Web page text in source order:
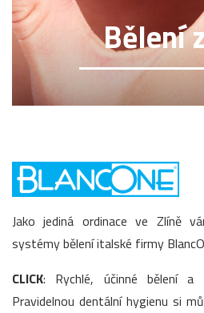
Jako jediná ordinace ve Zlíně
systémy bělení italské firmy
CLICK: Rychlé, účinné bělení
Pravidelnou dentální hygienu si
Bělení